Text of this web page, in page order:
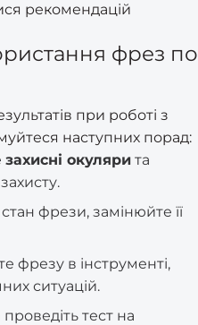
рекомендацій
фрез по
при роботі з
наступних порад:
захисні окуляри та
фрези, замінюйте її
фрезу в інструменті,
ситуацій.
тест на